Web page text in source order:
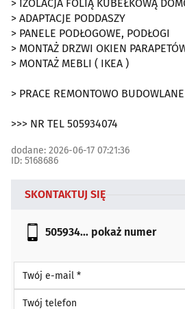
> IZOLACJA FOLIĄ KUBEŁKOWĄ
> ADAPTACJE PODDASZY
> PANELE PODŁOGOWE, PODŁOGI
> MONTAŻ DRZWI OKIEN
> MONTAŻ MEBLI ( IKEA )
> PRACE REMONTOWO
>>> NR TEL 505934074
dodane: 2026-06-17 07:21:36
ID: 5168686
SKONTAKTUJ SIĘ
505934... pokaż numer
Twój e-mail *
Twój telefon